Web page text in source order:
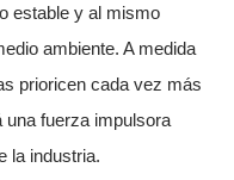
estable y al mismo
ambiente. A medida
prioricen cada vez más
una fuerza impulsora
la industria.